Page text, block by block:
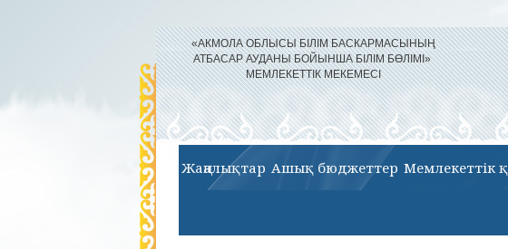
«АКМОЛА ОБЛЫСЫ БІЛІМ БАСКАРМАСЫНЫҢ
АТБАСАР АУДАНЫ БОЙЫНША БІЛІМ БӨЛІМІ»
МЕМЛЕКЕТТІК МЕКЕМЕСІ
Жаңалықтар Ашық бюджеттер Мемлекеттік